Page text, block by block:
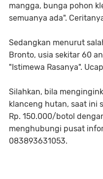
mangga, bunga pohon
semuanya ada".
Sedangkan menurut
Bronto, usia sekitar 60
"Istimewa Rasanya".
Silahkan, bila
klanceng hutan, saat ini
Rp. 150.000/botol
menghubungi pusat
083893631053.